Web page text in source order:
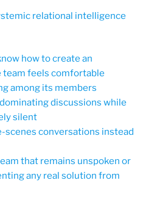
relational intelligence
how to create an
feels comfortable
among its members
discussions while
silent
scenes conversations instead
that remains unspoken or
any real solution from